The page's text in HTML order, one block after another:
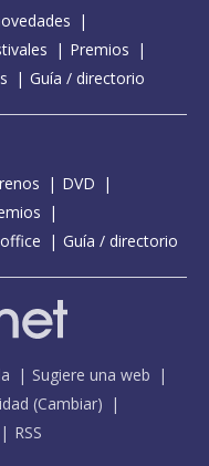
Premios
Guía / directorio
DVD
Guía / directorio
Sugiere una web
(Cambiar)
RSS